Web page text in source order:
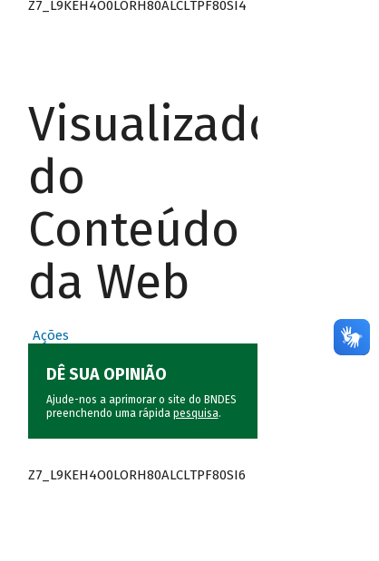
Z7_L9KEH4O0LORH80ALCLTPF80SI4
Visualizador
do
Conteúdo
da Web
Ações
DÊ SUA OPINIÃO
Ajude-nos a aprimorar o site do BNDES
preenchendo uma rápida pesquisa.
Z7_L9KEH4O0LORH80ALCLTPF80SI6